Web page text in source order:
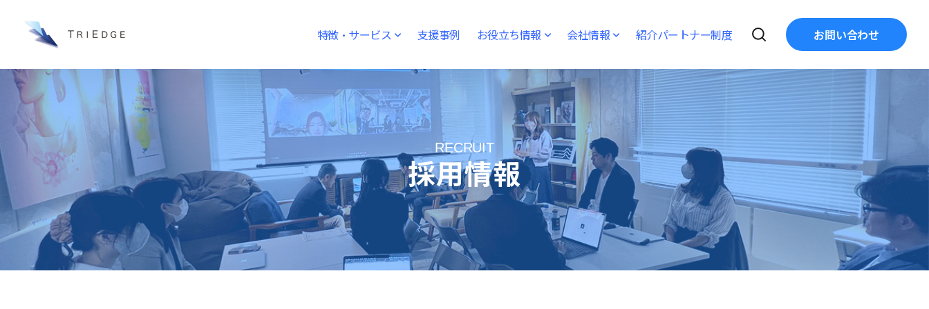
特徴・サービス 支援事例 お役立ち情報 会社情報 紹介パートナー制度 お問い合わせ
RECRUIT
採用情報